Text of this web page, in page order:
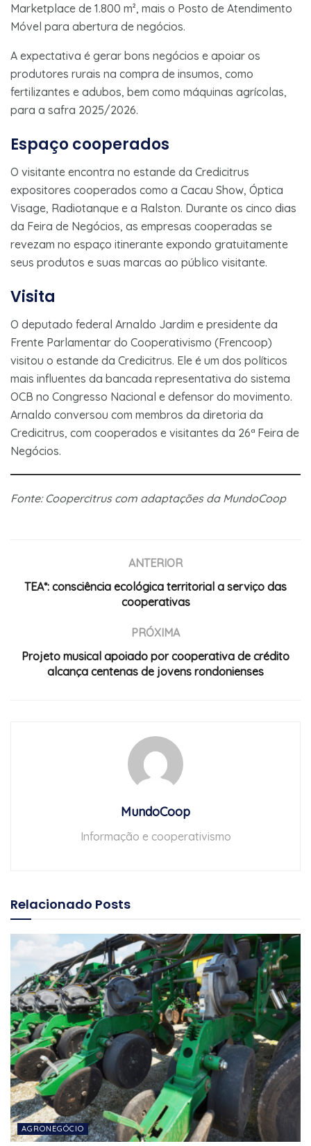
Marketplace de 1.800 m², mais o Posto de Atendimento
Móvel para abertura de negócios.
A expectativa é gerar bons negócios e apoiar os
produtores rurais na compra de insumos, como
fertilizantes e adubos, bem como máquinas agrícolas,
para a safra 2025/2026.
Espaço cooperados
O visitante encontra no estande da Credicitrus
expositores cooperados como a Cacau Show, Óptica
Visage, Radiotanque e a Ralston. Durante os cinco dias
da Feira de Negócios, as empresas cooperadas se
revezam no espaço itinerante expondo gratuitamente
seus produtos e suas marcas ao público visitante.
Visita
O deputado federal Arnaldo Jardim e presidente da
Frente Parlamentar do Cooperativismo (Frencoop)
visitou o estande da Credicitrus. Ele é um dos políticos
mais influentes da bancada representativa do sistema
OCB no Congresso Nacional e defensor do movimento.
Arnaldo conversou com membros da diretoria da
Credicitrus, com cooperados e visitantes da 26ª Feira de
Negócios.
Fonte: Coopercitrus com adaptações da MundoCoop
ANTERIOR
TEA*: consciência ecológica territorial a serviço das
cooperativas
PRÓXIMA
Projeto musical apoiado por cooperativa de crédito
alcança centenas de jovens rondonienses
MundoCoop
Informação e cooperativismo
Relacionado Posts
AGRONEGÓCIO